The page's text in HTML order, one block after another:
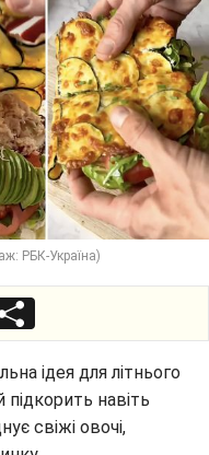
РБК-Україна)
ідея для літнього
навіть
свіжі овочі,